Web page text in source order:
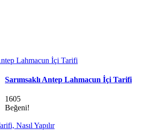
Sarımsaklı Antep Lahmacun İçi Tarifi
1605
Beğeni!